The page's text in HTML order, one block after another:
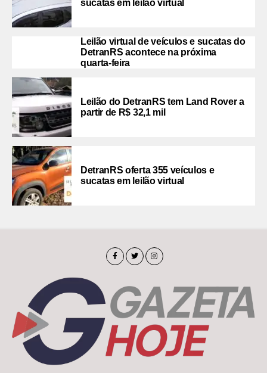
sucatas em leilão virtual
Leilão virtual de veículos e sucatas do
DetranRS acontece na próxima
quarta-feira
Leilão do DetranRS tem Land Rover a
partir de R$ 32,1 mil
DetranRS oferta 355 veículos e
sucatas em leilão virtual